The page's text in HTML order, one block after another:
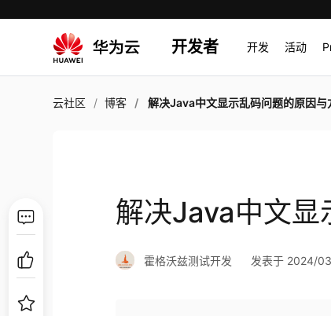
开发者 开发 活动
云社区 博客 解决Java中文显示乱码问题的原因与
解决Java中文显
霍格沃兹测试开发 发表于 2024/